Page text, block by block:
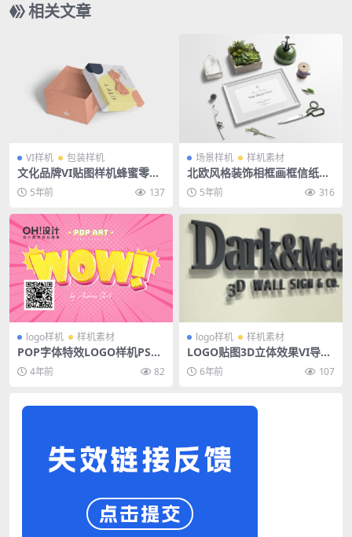
相关文章
VI样机 包装样机
文化品牌VI贴图样机蜂蜜零食
礼品纸巾包装盒布袋效果图PS
设计素材
5年前 137
场景样机 样机素材
北欧风格装饰相框画框信纸VI
场景样机PSD素材
5年前 316
logo样机 样机素材
POP字体特效LOGO样机PSD
素材4年前 82
logo样机 样机素材
LOGO贴图3D立体效果VI导视
智能贴图PS样机素材
6年前 107